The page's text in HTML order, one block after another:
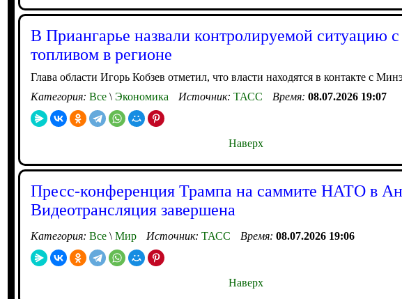
В Приангарье назвали контролируемой ситуацию с
топливом в регионе
Глава области Игорь Кобзев отметил, что власти находятся в контакте с
Категория: Все \ Экономика Источник: ТАСС Время: 08.07.2026 19:07
Наверх
Пресс-конференция Трампа на саммите НАТО в
Видеотрансляция завершена
Категория: Все \ Мир Источник: ТАСС Время: 08.07.2026 19:06
Наверх